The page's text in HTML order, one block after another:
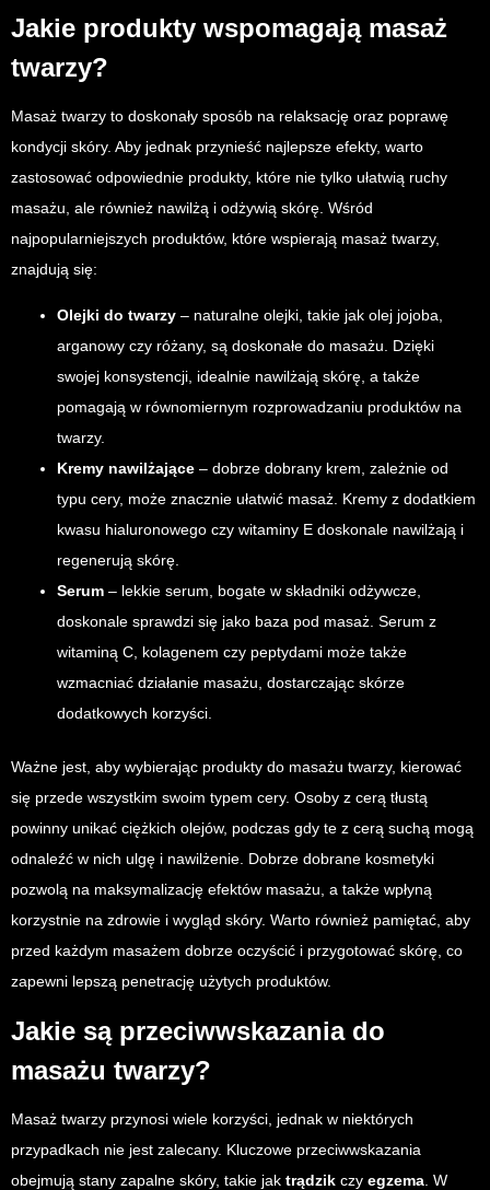
Jakie produkty wspomagają masaż
twarzy?
Masaż twarzy to doskonały sposób na relaksację oraz poprawę
kondycji skóry. Aby jednak przynieść najlepsze efekty, warto
zastosować odpowiednie produkty, które nie tylko ułatwią ruchy
masażu, ale również nawilżą i odżywią skórę. Wśród
najpopularniejszych produktów, które wspierają masaż twarzy,
znajdują się:
Olejki do twarzy – naturalne olejki, takie jak olej jojoba,
arganowy czy różany, są doskonałe do masażu. Dzięki
swojej konsystencji, idealnie nawilżają skórę, a także
pomagają w równomiernym rozprowadzaniu produktów na
twarzy.
Kremy nawilżające – dobrze dobrany krem, zależnie od
typu cery, może znacznie ułatwić masaż. Kremy z dodatkiem
kwasu hialuronowego czy witaminy E doskonale nawilżają i
regenerują skórę.
Serum – lekkie serum, bogate w składniki odżywcze,
doskonale sprawdzi się jako baza pod masaż. Serum z
witaminą C, kolagenem czy peptydami może także
wzmacniać działanie masażu, dostarczając skórze
dodatkowych korzyści.
Ważne jest, aby wybierając produkty do masażu twarzy, kierować
się przede wszystkim swoim typem cery. Osoby z cerą tłustą
powinny unikać ciężkich olejów, podczas gdy te z cerą suchą mogą
odnaleźć w nich ulgę i nawilżenie. Dobrze dobrane kosmetyki
pozwolą na maksymalizację efektów masażu, a także wpłyną
korzystnie na zdrowie i wygląd skóry. Warto również pamiętać, aby
przed każdym masażem dobrze oczyścić i przygotować skórę, co
zapewni lepszą penetrację użytych produktów.
Jakie są przeciwwskazania do
masażu twarzy?
Masaż twarzy przynosi wiele korzyści, jednak w niektórych
przypadkach nie jest zalecany. Kluczowe przeciwwskazania
obejmują stany zapalne skóry, takie jak trądzik czy egzema . W